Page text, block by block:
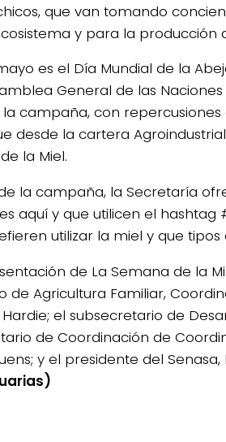
que van tomando
y para la producción
es el Día Mundial de la
General de las
campaña, con
desde la cartera
la Miel.
la campaña, la Secretaría
aquí y que utilicen el
utilizar la miel y que
de La Semana de la
de Agricultura Familiar,
el subsecretario de
de Coordinación de
y el presidente del Senasa,